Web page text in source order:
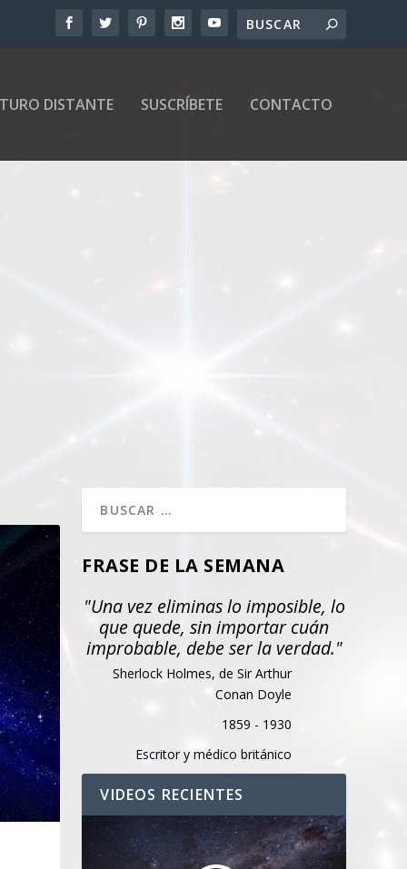
DISTANTE SUSCRÍBETE CONTACTO
FRASE DE LA SEMANA
"Una vez eliminas lo imposible, lo
que quede, sin importar cuán
improbable, debe ser la verdad."
Sherlock Holmes, de Sir Arthur
Conan Doyle
1859 - 1930
Escritor y médico británico
VIDEOS RECIENTES